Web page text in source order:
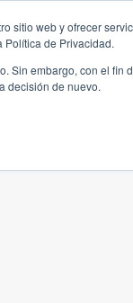
sitio web y ofrecer
Política de Privacidad.
Sin embargo, con el fin
decisión de nuevo.